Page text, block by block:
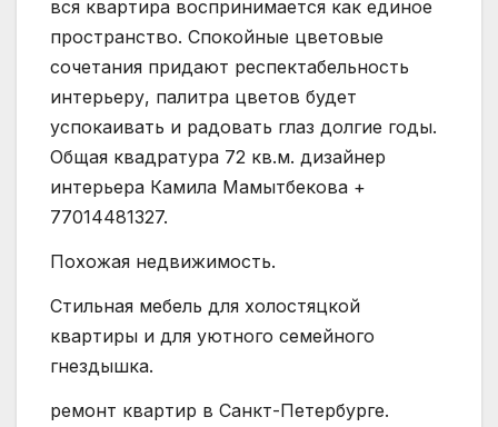
вся квартира воспринимается как единое
пространство. Спокойные цветовые
сочетания придают респектабельность
интерьеру, палитра цветов будет
успокаивать и радовать глаз долгие годы.
Общая квадратура 72 кв.м. дизайнер
интерьера Камила Мамытбекова +
77014481327.
Похожая недвижимость.
Стильная мебель для холостяцкой
квартиры и для уютного семейного
гнездышка.
ремонт квартир в Санкт-Петербурге.